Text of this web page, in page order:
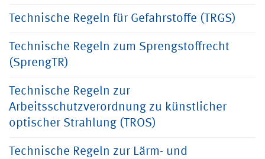
Technische Regeln für Gefahrstoffe (TRGS)
Technische Regeln zum Sprengstoffrecht
(SprengTR)
Technische Regeln zur
Arbeitsschutzverordnung zu künstlicher
optischer Strahlung (TROS)
Technische Regeln zur Lärm- und